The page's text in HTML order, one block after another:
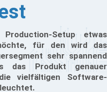
Setup etwas
für den wird das
sehr spannend
das Produkt genauer
vielfältigen Software-